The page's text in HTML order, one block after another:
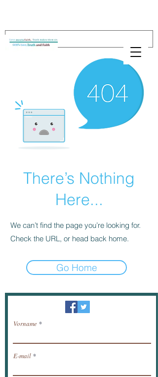
There’s Nothing
Here...
We can’t find the page you’re looking for.
Check the URL, or head back home.
Go Home
Newsletter / erhalten Nachrichten per E-Mail.
Vorname
E-mail